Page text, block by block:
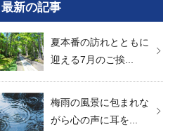
最新の記事
夏本番の訪れとともに
迎える7月のご挨...
梅雨の風景に包まれな
がら心の声に耳を...